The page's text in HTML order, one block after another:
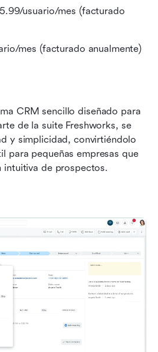
usuario/mes (facturado
mes (facturado anualmente)
CRM sencillo diseñado para
de la suite Freshworks, se
y simplicidad, convirtiéndolo
para pequeñas empresas que
intuitiva de prospectos.